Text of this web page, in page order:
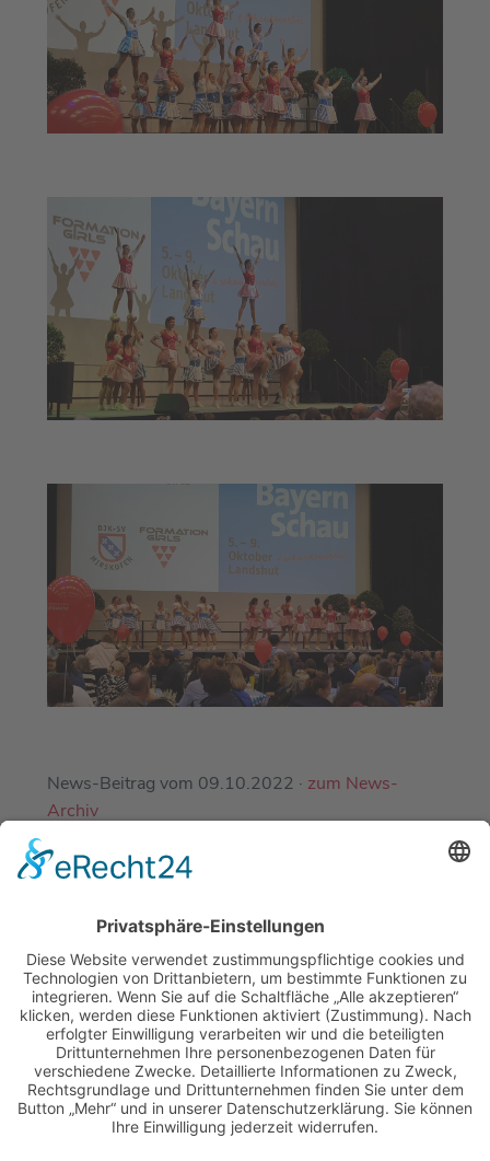
News-Beitrag vom 09.10.2022 · zum News-
Archiv
EINE ABTEILUNG DES
DJK-SV MIRSKOFEN E.V.
MIT FREUNDLICHER UNTERSTÜTZUNG
UNSERER PARTNER-SPORTVEREINE